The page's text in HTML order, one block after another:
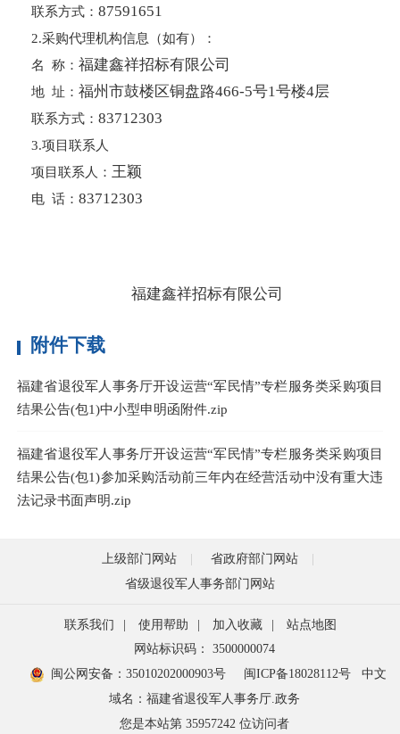
联系方式： 87591651
2.采购代理机构信息（如有）：
名 称： 福建鑫祥招标有限公司
地 址： 福州市鼓楼区铜盘路466-5号1号楼4层
联系方式： 83712303
3.项目联系人
项目联系人： 王颖
电 话： 83712303
福建鑫祥招标有限公司
附件下载
福建省退役军人事务厅开设运营“军民情”专栏服务类采购项目
结果公告(包1)中小型申明函附件.zip
福建省退役军人事务厅开设运营“军民情”专栏服务类采购项目
结果公告(包1)参加采购活动前三年内在经营活动中没有重大违
法记录书面声明.zip
上级部门网站
省政府部门网站
省级退役军人事务部门网站
联系我们 使用帮助 加入收藏
站点地图
网站标识码： 3500000074
闽公网安备：35010202000903号
闽ICP备18028112号
中文
域名：福建省退役军人事务厅.政务
您是本站第 35957242 位访问者